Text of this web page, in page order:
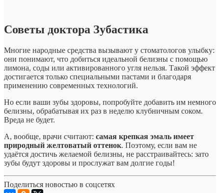
Советы доктора Зубастика
Многие народные средства вызывают у стоматологов улыбку:
они понимают, что добиться идеальной белизны с помощью
лимона, соды или активированного угля нельзя. Такой эффект
достигается только специальными пастами и благодаря
применению современных технологий.
Но если ваши зубы здоровы, попробуйте добавить им немного
белизны, обрабатывая их раз в неделю клубничным соком.
Вреда не будет.
А, вообще, врачи считают: самая крепкая эмаль имеет
природный желтоватый оттенок. Поэтому, если вам не
удаётся достичь желаемой белизны, не расстраивайтесь: зато
зубы будут здоровы и прослужат вам долгие годы!
Поделиться новостью в соцсетях